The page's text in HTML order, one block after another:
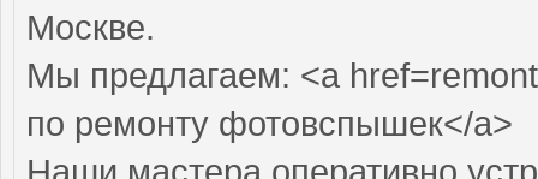
Москве.
Мы предлагаем: <a
по ремонту фотовспышек</a>
Наши мастера оперативно